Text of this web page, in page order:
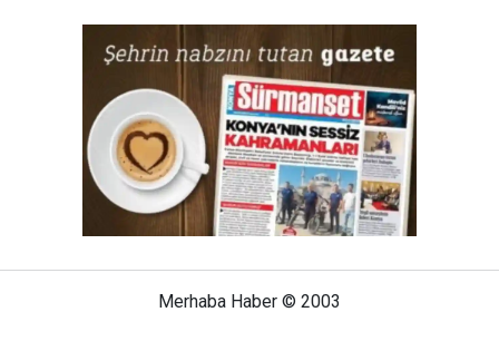
Merhaba Haber © 2003